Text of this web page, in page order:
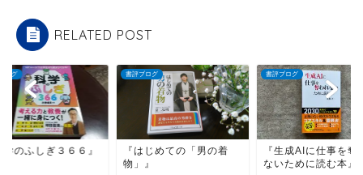
RELATED POST
ログ
じめての「男の着
書評ブログ
『生成AIに仕事を奪われ
ないために読む本』
書評ブログ
『科学のふしぎ３６